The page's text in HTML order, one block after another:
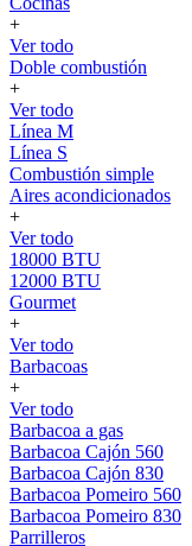
+
Ver todo
Doble combustión
+
Ver todo
Línea M
Línea S
Combustión simple
Aires acondicionados
+
Ver todo
18000 BTU
12000 BTU
Gourmet
+
Ver todo
Barbacoas
+
Ver todo
Barbacoa a gas
Barbacoa Cajón 560
Barbacoa Cajón 830
Barbacoa Pomeiro 560
Barbacoa Pomeiro 830
Parrilleros